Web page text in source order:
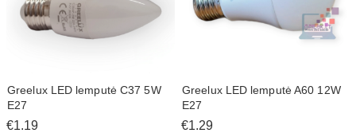
Greelux LED lemputė C37 5W
E27
€1.19
Greelux LED lemputė A60 12W
E27
€1.29